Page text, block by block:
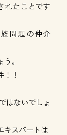
れたことです
問題の仲介
。
！
はないでしょ
キスパートは